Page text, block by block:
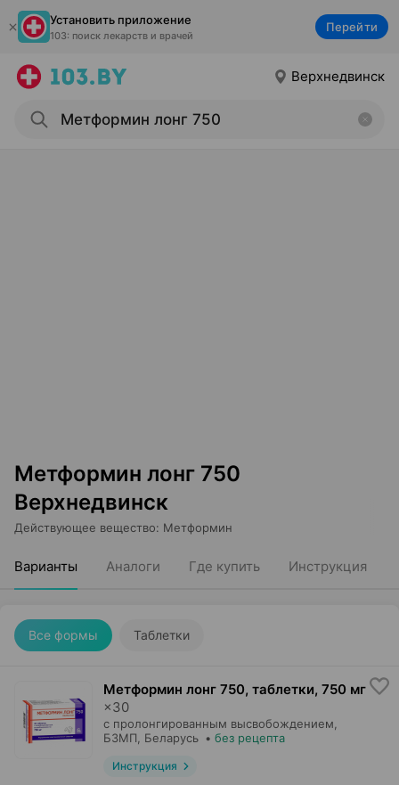
Установить приложение
103: поиск лекарств и врачей
Перейти
Верхнедвинск
Метформин лонг 750
Верхнедвинск
Действующее вещество: Метформин
Варианты Аналоги Где купить Инструкция
Все формы Таблетки
Метформин лонг 750, таблетки, 750 мг
×30
с пролонгированным высвобождением,
БЗМП , Беларусь • без рецепта
Инструкция